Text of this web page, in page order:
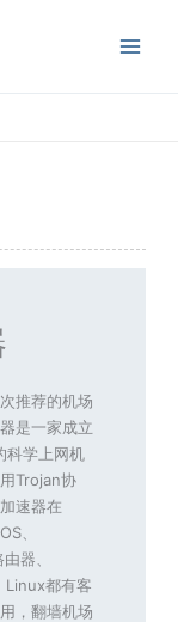
推荐的机场
是一家成立
科学上网机
Trojan协
速器在
、
器、
都有客
，翻墙机场